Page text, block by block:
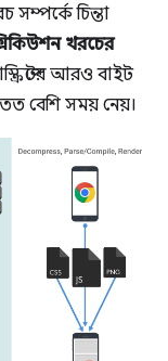
সম্পর্কে চিন্তা
খরচের
আরও বাইট
বেশি সময় নেয়।